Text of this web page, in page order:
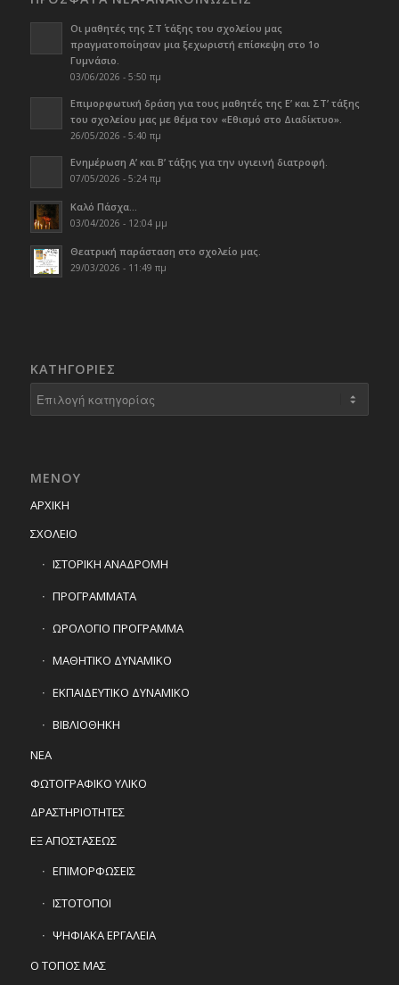
Οι μαθητές της ΣΤ΄ τάξης του σχολείου μας
πραγματοποίησαν μια ξεχωριστή επίσκεψη στο 1ο
Γυμνάσιο.
03/06/2026 - 5:50 πμ
Επιμορφωτική δράση για τους μαθητές της Ε’ και ΣΤ’ τάξης
του σχολείου μας με θέμα τον «Εθισμό στο Διαδίκτυο».
26/05/2026 - 5:40 πμ
Ενημέρωση Α’ και Β’ τάξης για την υγιεινή διατροφή.
07/05/2026 - 5:24 πμ
Καλό Πάσχα…
03/04/2026 - 12:04 μμ
Θεατρική παράσταση στο σχολείο μας.
29/03/2026 - 11:49 πμ
KΑΤΗΓΟΡΊΕΣ
ΜΕΝΟΥ
ΑΡΧΙΚΗ
ΣΧΟΛΕΙΟ
ΙΣΤΟΡΙΚΗ ΑΝΑΔΡΟΜΗ
ΠΡΟΓΡΑΜΜΑΤΑ
ΩΡΟΛΟΓΙΟ ΠΡΟΓΡΑΜΜΑ
ΜΑΘΗΤΙΚΟ ΔΥΝΑΜΙΚΟ
ΕΚΠΑΙΔΕΥΤΙΚΟ ΔΥΝΑΜΙΚΟ
ΒΙΒΛΙΟΘΗΚΗ
ΝΕΑ
ΦΩΤΟΓΡΑΦΙΚΟ ΥΛΙΚΟ
ΔΡΑΣΤΗΡΙΟΤΗΤΕΣ
ΕΞ ΑΠΟΣΤΑΣΕΩΣ
ΕΠΙΜΟΡΦΩΣΕΙΣ
ΙΣΤΟΤΟΠΟΙ
ΨΗΦΙΑΚΑ ΕΡΓΑΛΕΙΑ
Ο ΤΟΠΟΣ ΜΑΣ